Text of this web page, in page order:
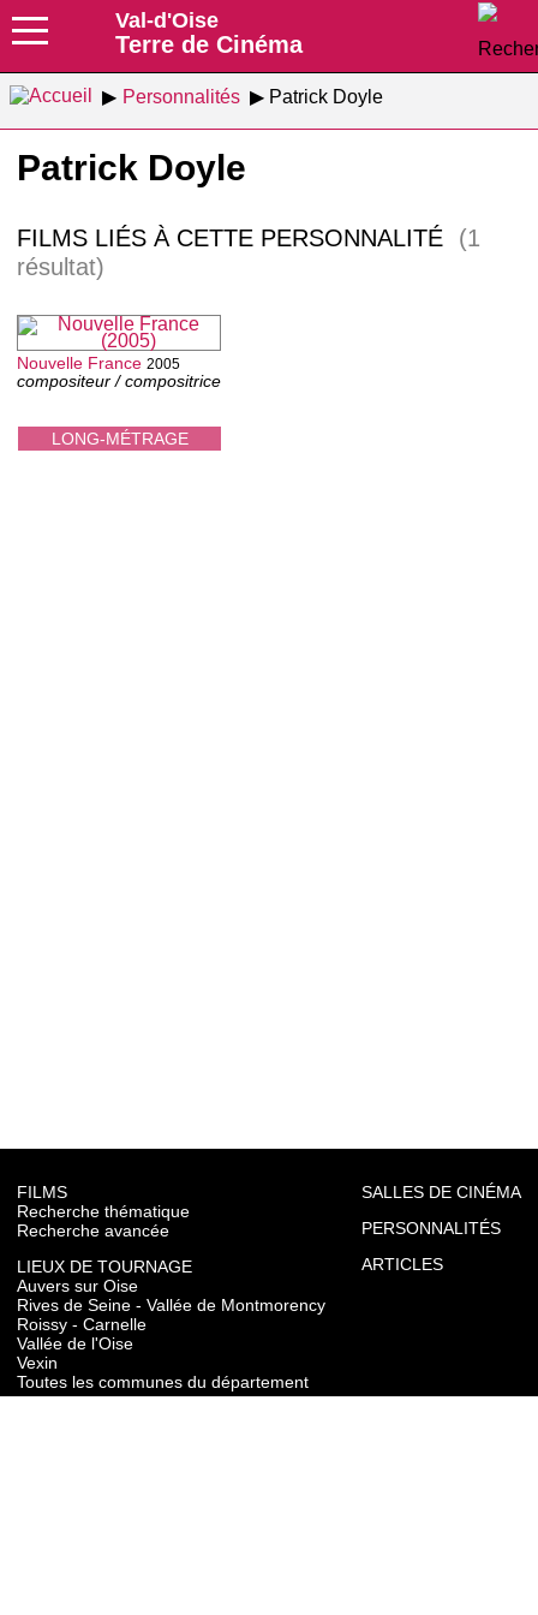
Val-d'Oise
Terre de Cinéma
Personnalités Patrick Doyle
Patrick Doyle
FILMS LIÉS À CETTE PERSONNALITÉ
(1
résultat)
LONG-MÉTRAGE
Nouvelle France 2005
compositeur / compositrice
FILMS
Recherche thématique
Recherche avancée
LIEUX DE TOURNAGE
Auvers sur Oise
Rives de Seine - Vallée de Montmorency
Roissy - Carnelle
Vallée de l'Oise
Vexin
Toutes les communes du département
SALLES DE CINÉMA
PERSONNALITÉS
ARTICLES